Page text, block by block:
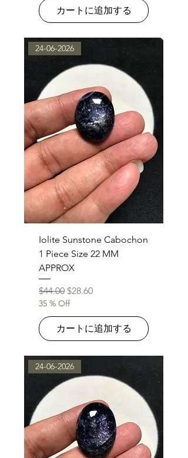
カートに追加する
24-06-2026
Iolite Sunstone Cabochon
1 Piece Size 22 MM
APPROX
通常価格
$44.00 セール価格
$28.60
35 % Off
カートに追加する
24-06-2026